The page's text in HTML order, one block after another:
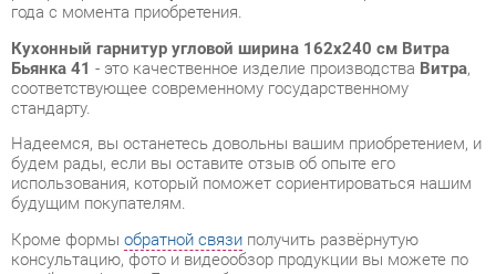
Надеемся, вы останетесь довольны вашим приобретением, и
будем рады, если вы оставите отзыв об опыте его
использования, который поможет сориентироваться нашим
будущим покупателям.
Кроме формы
консультацию, фото и видеообзор продукции вы можете по
e-mail, телефону в Екатеринбурге и через мессенджеры
Telegram и WhatsApp.
Готовые комплекты также можно сравнить между собой в
162х240 см Витра Бьянка 41, самостоятельно забрав его с
нашего центрального склада в г. Екатеринбург. Полный